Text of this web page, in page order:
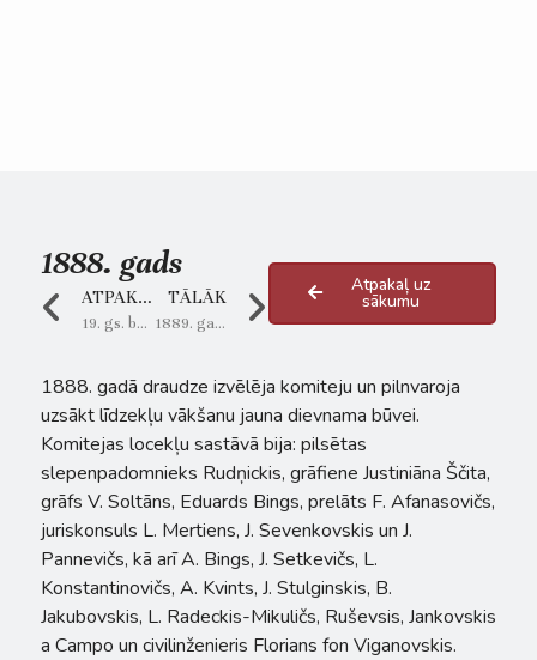
1888. gads
ATPAKAĻ
19. gs. beigas
TĀLĀK
1889. gads – Avīzes “Рижский Вестник” 102. numurā ievietotā Josifa Dubinska atklāta vēstule
Atpakaļ uz
sākumu
1888. gadā draudze izvēlēja komiteju un pilnvaroja
uzsākt līdzekļu vākšanu jauna dievnama būvei.
Komitejas locekļu sastāvā bija: pilsētas
slepenpadomnieks Rudņickis, grāfiene Justiniāna Ščita,
grāfs V. Soltāns, Eduards Bings, prelāts F. Afanasovičs,
juriskonsuls L. Mertiens, J. Sevenkovskis un J.
Pannevičs, kā arī A. Bings, J. Setkevičs, L.
Konstantinovičs, A. Kvints, J. Stulginskis, B.
Jakubovskis, L. Radeckis-Mikuličs, Ruševsis, Jankovskis
a Campo un civilinženieris Florians fon Viganovskis.